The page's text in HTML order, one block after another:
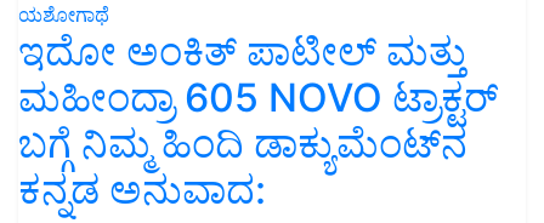
ಯಶೋಗಾಥೆ
ಇದೋ ಅಂಕಿತ್ ಪಾಟೀಲ್ ಮತ್ತು
ಮಹೀಂದ್ರಾ 605 NOVO ಟ್ರಾಕ್ಟರ್
ಬಗ್ಗೆ ನಿಮ್ಮ ಹಿಂದಿ ಡಾಕ್ಯುಮೆಂಟ್‌ನ
ಕನ್ನಡ ಅನುವಾದ: